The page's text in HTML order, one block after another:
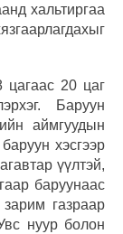
хальтиргаа
20 цаг
Баруун
аймгуудын
хэсгээр
үүлтэй,
баруунаас
газраар
нуур болон